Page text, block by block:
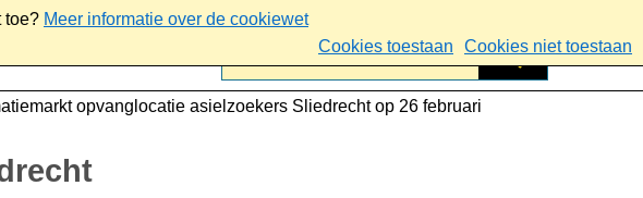
toe? Meer informatie over de cookiewet
Cookies toestaan
Cookies niet toestaan
opvanglocatie asielzoekers Sliedrecht op 26 februari